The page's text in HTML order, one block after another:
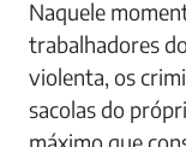
Naquele
trabalhadores
violenta, os
sacolas do
máximo que